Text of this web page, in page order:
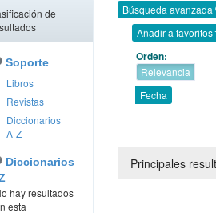
de
Soporte
Libros
Revistas
Diccionarios
A-Z
Diccionarios
hay resultados
esta
Búsqueda avanzada
Añadir a favoritos
Orden:
Relevancia
Fecha
Principales